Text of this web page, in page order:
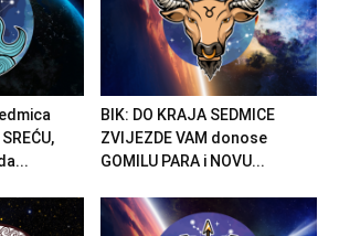
BIK: DO KRAJA SEDMICE
ZVIJEZDE VAM donose
GOMILU PARA i NOVU...